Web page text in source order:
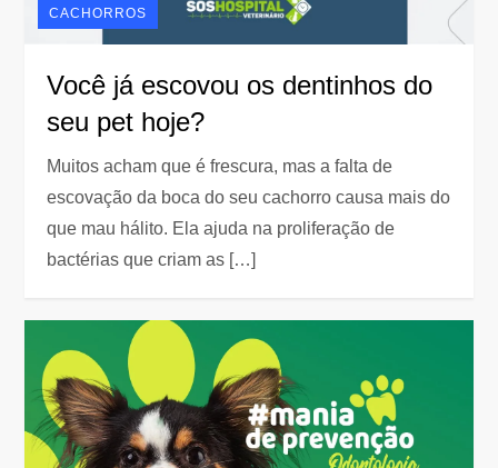
CACHORROS
Você já escovou os dentinhos do
seu pet hoje?
Muitos acham que é frescura, mas a falta de
escovação da boca do seu cachorro causa mais do
que mau hálito. Ela ajuda na proliferação de
bactérias que criam as […]